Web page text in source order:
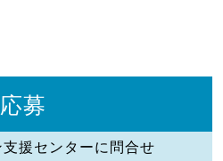
応募
援センターに問合せ